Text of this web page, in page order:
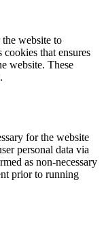
the website to
that ensures
website. These
for the website
personal data via
as non-necessary
prior to running